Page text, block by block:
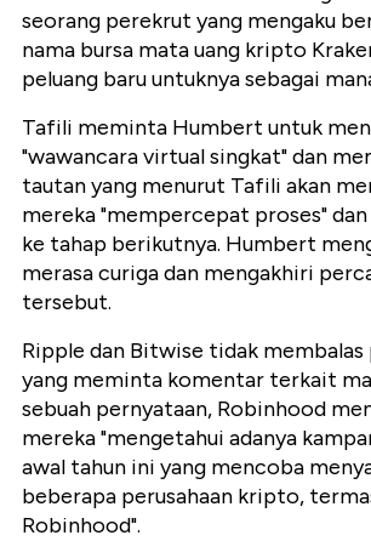
seorang perekrut yang mengaku
nama bursa mata uang kripto
peluang baru untuknya sebagai
Tafili meminta Humbert untuk
"wawancara virtual singkat" dan
tautan yang menurut Tafili akan
mereka "mempercepat proses"
ke tahap berikutnya. Humbert
merasa curiga dan mengakhiri
tersebut.
Ripple dan Bitwise tidak membalas
yang meminta komentar terkait
sebuah pernyataan, Robinhood
mereka "mengetahui adanya
awal tahun ini yang mencoba
beberapa perusahaan kripto,
Robinhood".